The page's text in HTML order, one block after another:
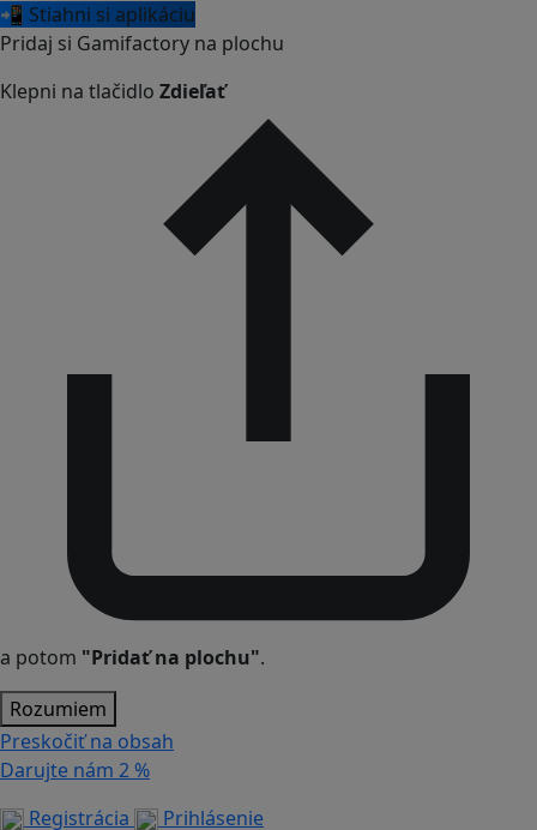
📲 Stiahni si aplikáciu
Pridaj si Gamifactory na plochu
Klepni na tlačidlo Zdieľať
a potom "Pridať na plochu".
Rozumiem
Preskočiť na obsah
Darujte nám 2 %
Registrácia
Prihlásenie